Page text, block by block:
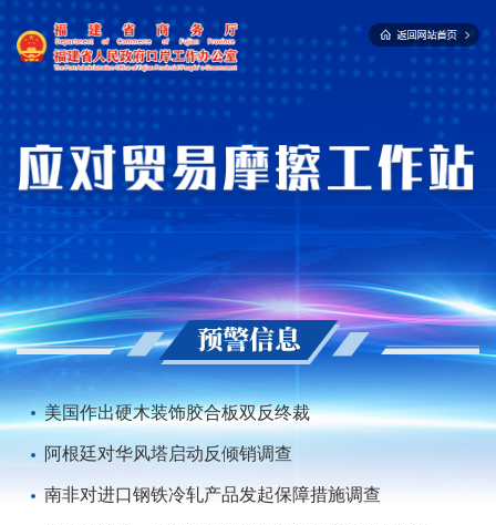
美国作出硬木装饰胶合板双反终裁
阿根廷对华风塔启动反倾销调查
南非对进口钢铁冷轧产品发起保障措施调查